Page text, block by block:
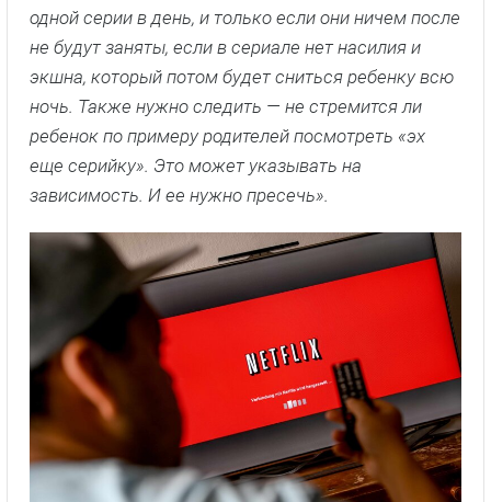
одной серии в день, и только если они ничем после
не будут заняты, если в сериале нет насилия и
экшна, который потом будет сниться ребенку всю
ночь. Также нужно следить — не стремится ли
ребенок по примеру родителей посмотреть «эх
еще серийку». Это может указывать на
зависимость. И ее нужно пресечь».